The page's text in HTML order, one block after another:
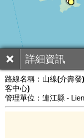
詳細資訊
路線名稱： 山線(介壽
客中心)
管理單位：連江縣 -